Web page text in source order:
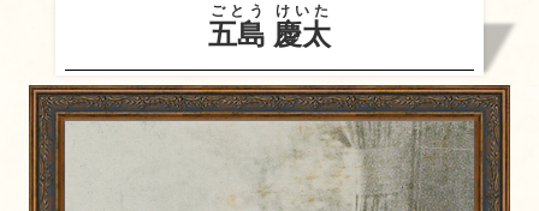
五島
ごとう
慶太
けいた